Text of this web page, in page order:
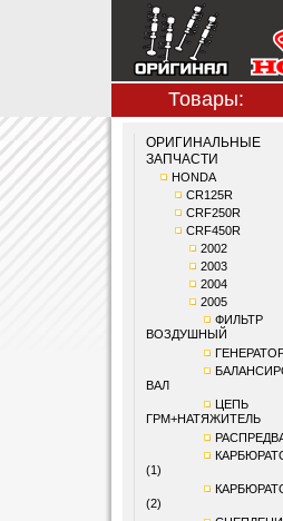
Товары:
ОРИГИНАЛЬНЫЕ
ЗАПЧАСТИ
HONDA
CR125R
CRF250R
CRF450R
2002
2003
2004
2005
ФИЛЬТР
ВОЗДУШНЫЙ
ВАЛ
ЦЕПЬ
ГРМ+НАТЯЖИТЕЛЬ
(1)
(2)